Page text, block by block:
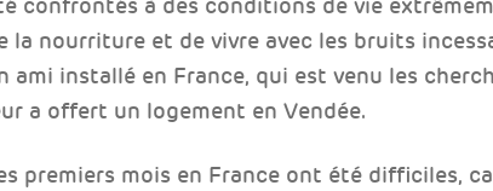
confrontés à des conditions de vie
la nourriture et de vivre avec les bruits
ami installé en France, qui est venu les
a offert un logement en Vendée.
premiers mois en France ont été difficiles,